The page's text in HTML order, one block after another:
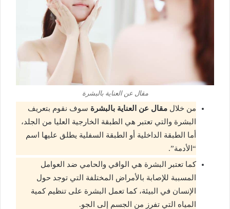
مقال عن العناية بالبشرة
من خلال مقال عن العناية بالبشرة سوف نقوم بتعريف
البشرة والتي تعتبر هي الطبقة الخارجية العليا من الجلد،
أما الطبقة الداخلية أو الطبقة السفلية يطلق عليها اسم
“الأدمة”.
كما تعتبر البشرة هي الواقي والحامي ضد العوامل
المسببة للإصابة بالأمراض المختلفة التي توجد حول
الإنسان في البيئة، كما تعمل البشرة على تنظيم كمية
المياه التي تفرز من الجسم إلى الجو.